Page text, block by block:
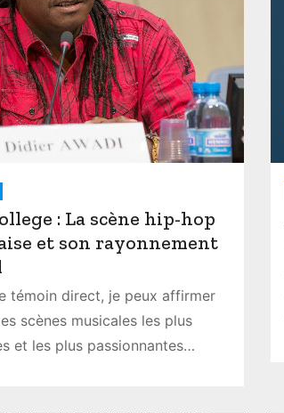
: La scène hip-hop
et son rayonnement
témoin direct, je peux affirmer
scènes musicales les plus
et les plus passionnantes…